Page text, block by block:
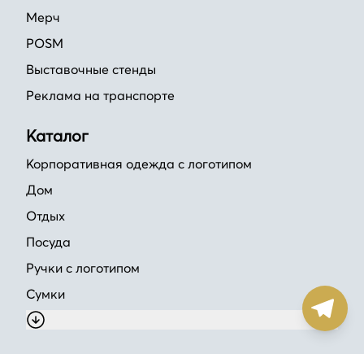
Мерч
POSM
Выставочные стенды
Реклама на транспорте
Каталог
Корпоративная одежда с логотипом
Дом
Отдых
Посуда
Ручки с логотипом
Сумки